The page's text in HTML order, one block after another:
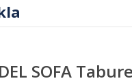
SOFA